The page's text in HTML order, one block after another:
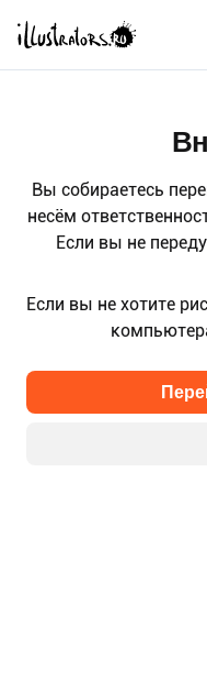
Вы собираетесь
несём
Если вы не
Если вы не хотите